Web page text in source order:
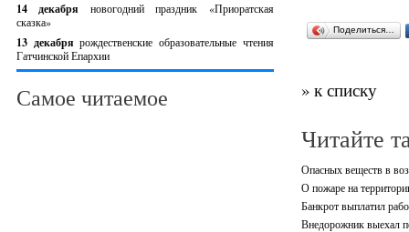
14 декабря новогодний праздник «Приоратская
сказка»
13 декабрярождественские образовательные чтения
Гатчинской Епархии
Самое читаемое
Поделиться…
» к списку
Читайте
Опасных веществ в
О пожаре на
Банкрот выплатил
Внедорожник выехал